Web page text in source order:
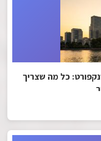
כל מה שצריך